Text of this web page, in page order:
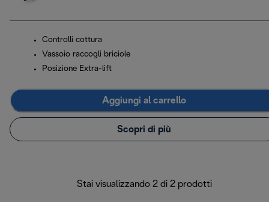
Controlli cottura
Vassoio raccogli briciole
Posizione Extra-lift
Aggiungi al carrello
Scopri di più
Stai visualizzando 2 di 2 prodotti